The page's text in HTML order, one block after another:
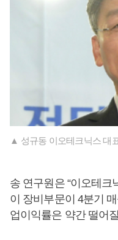
▲ 성규동 이오테크닉스 대
송 연구원은 “이오테크
이 장비부문이 4분기
업이익률은 약간 떨어